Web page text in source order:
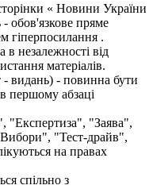
« Новини України
- обов'язкове пряме
гіперпосилання .
незалежності від
матеріалів.
- видань) - повинна бути
першому абзаці
"Експертиза", "Заява",
"Тест-драйв",
на правах
спільно з